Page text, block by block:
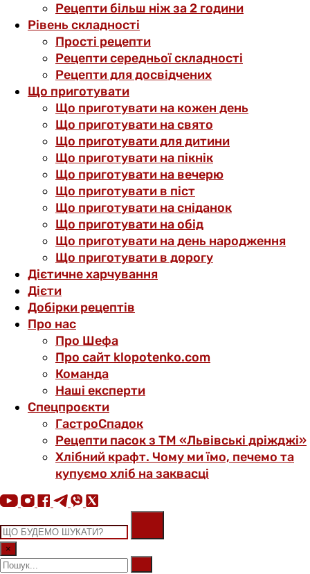
Рецепти більш ніж за 2 години
Рівень складності
Прості рецепти
Рецепти середньої складності
Рецепти для досвідчених
Що приготувати
Що приготувати на кожен день
Що приготувати на свято
Що приготувати для дитини
Що приготувати на пікнік
Що приготувати на вечерю
Що приготувати в піст
Що приготувати на сніданок
Що приготувати на обід
Що приготувати на день народження
Що приготувати в дорогу
Дієтичне харчування
Дієти
Добірки рецептів
Про нас
Про Шефа
Про сайт klopotenko.com
Команда
Наші експерти
Спецпроєкти
ГастроСпадок
Рецепти пасок з ТМ «Львівські дріжджі»
Хлібний крафт. Чому ми їмо, печемо та
купуємо хліб на заквасці
×